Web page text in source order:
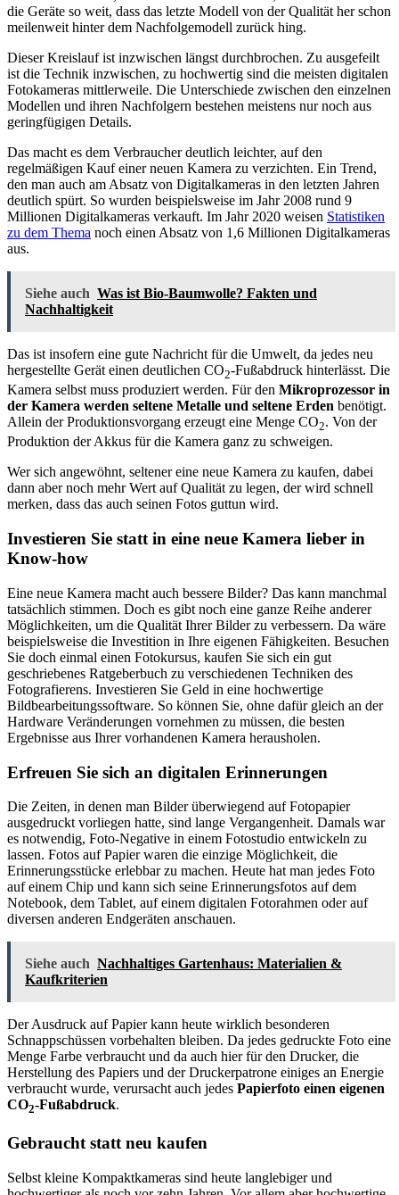
die Geräte so weit, dass das letzte Modell von der Qualität her schon
meilenweit hinter dem Nachfolgemodell zurück hing.
Dieser Kreislauf ist inzwischen längst durchbrochen. Zu ausgefeilt
ist die Technik inzwischen, zu hochwertig sind die meisten digitalen
Fotokameras mittlerweile. Die Unterschiede zwischen den einzelnen
Modellen und ihren Nachfolgern bestehen meistens nur noch aus
geringfügigen Details.
Das macht es dem Verbraucher deutlich leichter, auf den
regelmäßigen Kauf einer neuen Kamera zu verzichten. Ein Trend,
den man auch am Absatz von Digitalkameras in den letzten Jahren
deutlich spürt. So wurden beispielsweise im Jahr 2008 rund 9
Millionen Digitalkameras verkauft. Im Jahr 2020 weisen Statistiken
zu dem Thema noch einen Absatz von 1,6 Millionen Digitalkameras
aus.
Siehe auch Was ist Bio-Baumwolle? Fakten und
Nachhaltigkeit
Das ist insofern eine gute Nachricht für die Umwelt, da jedes neu
hergestellte Gerät einen deutlichen CO2-Fußabdruck hinterlässt. Die
Kamera selbst muss produziert werden. Für den Mikroprozessor in
der Kamera werden seltene Metalle und seltene Erden benötigt.
Allein der Produktionsvorgang erzeugt eine Menge CO2. Von der
Produktion der Akkus für die Kamera ganz zu schweigen.
Wer sich angewöhnt, seltener eine neue Kamera zu kaufen, dabei
dann aber noch mehr Wert auf Qualität zu legen, der wird schnell
merken, dass das auch seinen Fotos guttun wird.
Investieren Sie statt in eine neue Kamera lieber in
Know-how
Eine neue Kamera macht auch bessere Bilder? Das kann manchmal
tatsächlich stimmen. Doch es gibt noch eine ganze Reihe anderer
Möglichkeiten, um die Qualität Ihrer Bilder zu verbessern. Da wäre
beispielsweise die Investition in Ihre eigenen Fähigkeiten. Besuchen
Sie doch einmal einen Fotokursus, kaufen Sie sich ein gut
geschriebenes Ratgeberbuch zu verschiedenen Techniken des
Fotografierens. Investieren Sie Geld in eine hochwertige
Bildbearbeitungssoftware. So können Sie, ohne dafür gleich an der
Hardware Veränderungen vornehmen zu müssen, die besten
Ergebnisse aus Ihrer vorhandenen Kamera herausholen.
Erfreuen Sie sich an digitalen Erinnerungen
Die Zeiten, in denen man Bilder überwiegend auf Fotopapier
ausgedruckt vorliegen hatte, sind lange Vergangenheit. Damals war
es notwendig, Foto-Negative in einem Fotostudio entwickeln zu
lassen. Fotos auf Papier waren die einzige Möglichkeit, die
Erinnerungsstücke erlebbar zu machen. Heute hat man jedes Foto
auf einem Chip und kann sich seine Erinnerungsfotos auf dem
Notebook, dem Tablet, auf einem digitalen Fotorahmen oder auf
diversen anderen Endgeräten anschauen.
Siehe auch Nachhaltiges Gartenhaus: Materialien &
Kaufkriterien
Der Ausdruck auf Papier kann heute wirklich besonderen
Schnappschüssen vorbehalten bleiben. Da jedes gedruckte Foto eine
Menge Farbe verbraucht und da auch hier für den Drucker, die
Herstellung des Papiers und der Druckerpatrone einiges an Energie
verbraucht wurde, verursacht auch jedes Papierfoto einen eigenen
CO2-Fußabdruck.
Gebraucht statt neu kaufen
Selbst kleine Kompaktkameras sind heute langlebiger und